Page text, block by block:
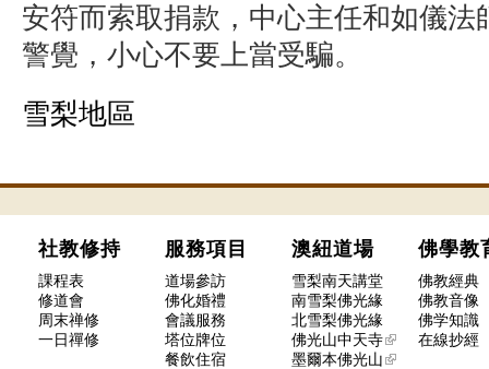
安符而索取捐款，中心主任和如儀法
警覺，小心不要上當受騙。
雪梨地區
社教修持 服務項目 澳紐道場 佛學
課程表 道場參訪 雪梨南天講堂
佛教經典
修道會
佛化婚禮 南雪梨佛光緣
佛教音像
周末禅修
會議服務 北雪梨佛光緣
佛学知識
一日禪修
塔位牌位 佛光山中天寺
在線抄經
餐飲住宿
墨爾本佛光山